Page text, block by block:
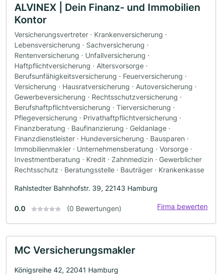
ALVINEX | Dein Finanz- und Immobilien
Kontor
Versicherungsvertreter · Krankenversicherung ·
Lebensversicherung · Sachversicherung ·
Rentenversicherung · Unfallversicherung ·
Haftpflichtversicherung · Altersvorsorge ·
Berufsunfähigkeitsversicherung · Feuerversicherung ·
Versicherung · Hausratversicherung · Autoversicherung ·
Gewerbeversicherung · Rechtsschutzversicherung ·
Berufshaftpflichtversicherung · Tierversicherung ·
Pflegeversicherung · Privathaftpflichtversicherung ·
Finanzberatung · Baufinanzierung · Geldanlage ·
Finanzdienstleister · Hundeversicherung · Bausparen ·
Immobilienmakler · Unternehmensberatung · Vorsorge ·
Investmentberatung · Kredit · Zahnmedizin · Gewerblicher
Rechtsschutz · Beratungsstelle · Bauträger · Krankenkasse
Rahlstedter Bahnhofstr. 39, 22143 Hamburg
0.0 (0 Bewertungen) Firma bewerten
MC Versicherungsmakler
Königsreihe 42, 22041 Hamburg